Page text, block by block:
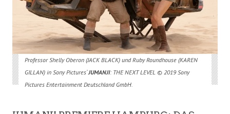
Professor Shelly Oberon (JACK BLACK) und Ruby Roundhouse (KAREN
GILLAN) in Sony Pictures‘JUMANJI: THE NEXT LEVEL © 2019 Sony
Pictures Entertainment Deutschland GmbH.